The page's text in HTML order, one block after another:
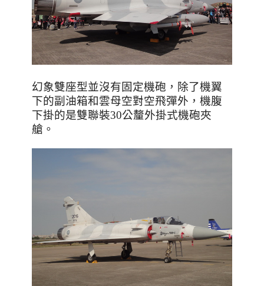
幻象雙座型並沒有固定機砲 ， 除了機翼
下的副油箱和雲母空對空飛彈外 ， 機腹
下掛的是雙聯裝30公釐外掛式機砲夾
艙。